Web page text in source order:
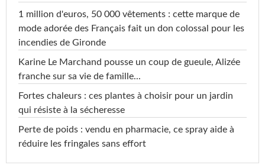
1 million d'euros, 50 000 vêtements : cette marque de
mode adorée des Français fait un don colossal pour les
incendies de Gironde
Karine Le Marchand pousse un coup de gueule, Alizée
franche sur sa vie de famille...
Fortes chaleurs : ces plantes à choisir pour un jardin
qui résiste à la sécheresse
Perte de poids : vendu en pharmacie, ce spray aide à
réduire les fringales sans effort